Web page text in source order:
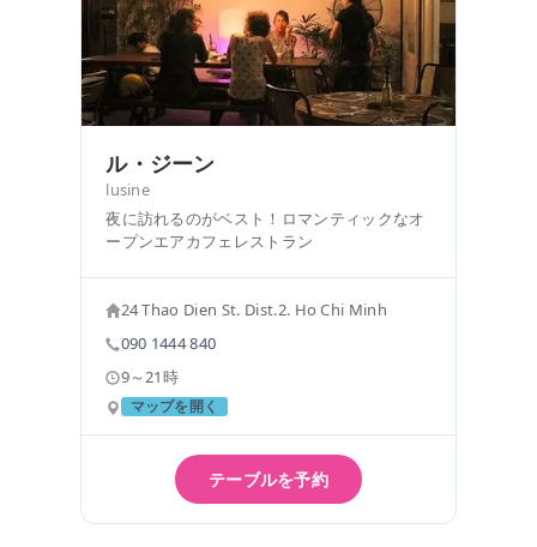
ル・ジーン
lusine
夜に訪れるのがベスト！ロマンティックなオ
ープンエアカフェレストラン
24 Thao Dien St. Dist.2. Ho Chi Minh
090 1444 840
9～21時
マップを開く
テーブルを予約